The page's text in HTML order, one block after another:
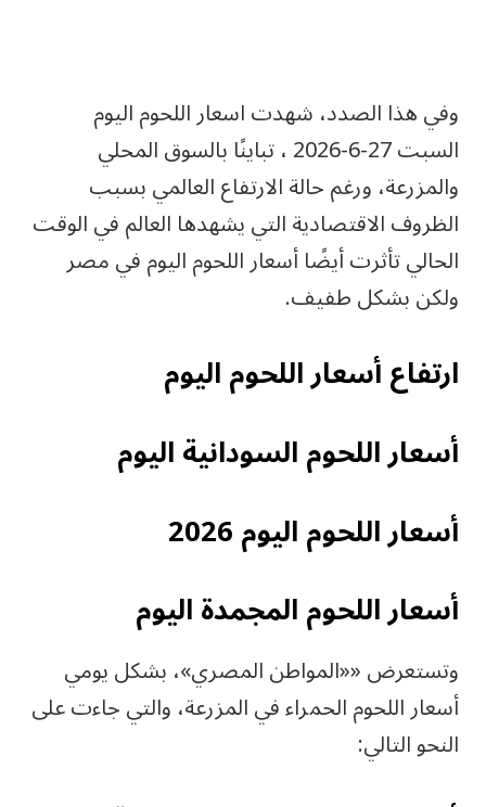
وفي هذا الصدد، شهدت اسعار اللحوم اليوم
السبت 27-6-2026 ، تباينًا بالسوق المحلي
والمزرعة، ورغم حالة الارتفاع العالمي بسبب
الظروف الاقتصادية التي يشهدها العالم في الوقت
الحالي تأثرت أيضًا أسعار اللحوم اليوم في مصر
ولكن بشكل طفيف.
ارتفاع أسعار اللحوم اليوم
أسعار اللحوم السودانية اليوم
أسعار اللحوم اليوم 2026
أسعار اللحوم المجمدة اليوم
وتستعرض ««المواطن المصري»، بشكل يومي
أسعار اللحوم الحمراء في المزرعة، والتي جاءت على
النحو التالي: